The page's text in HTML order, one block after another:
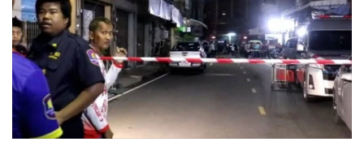
• ผู้จัดกวน
• Good health & Well-being
• Green Innovation & SD
• Management & HR
•
MGR Live
• Infographic